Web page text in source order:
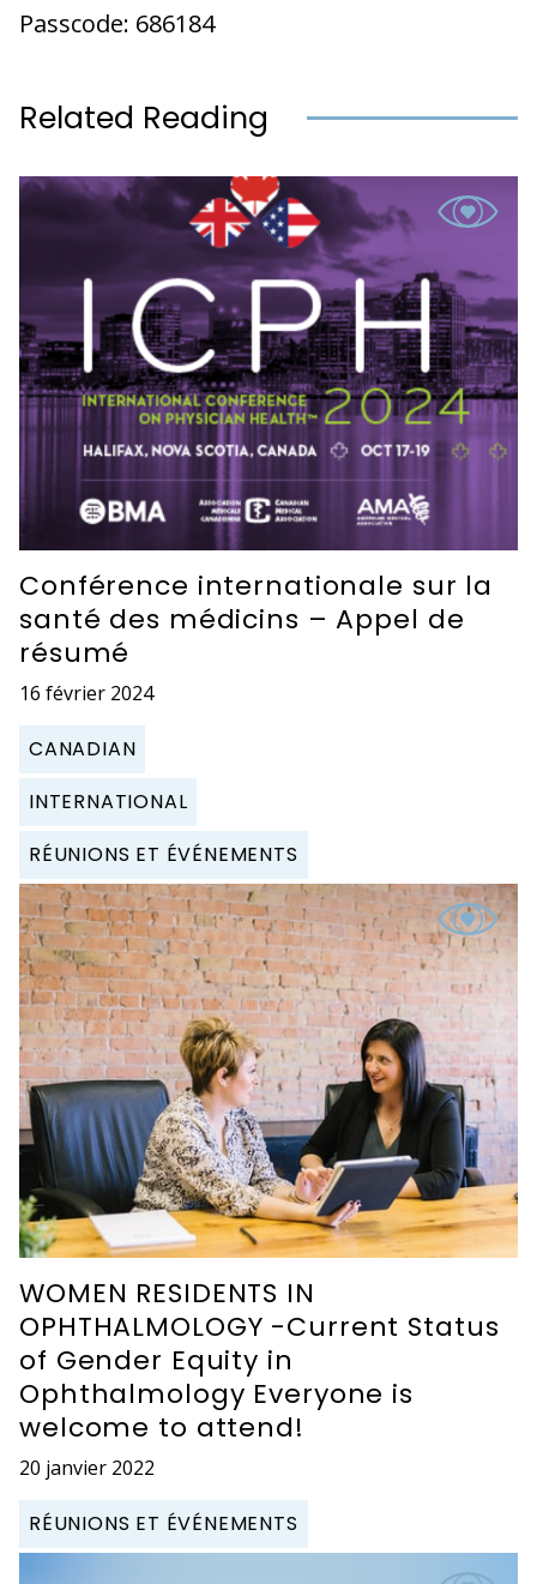
Passcode: 686184
Related Reading
Conférence internationale sur la
santé des médicins – Appel de
résumé
16 février 2024
CANADIAN
INTERNATIONAL
RÉUNIONS ET ÉVÉNEMENTS
WOMEN RESIDENTS IN
OPHTHALMOLOGY -Current Status
of Gender Equity in
Ophthalmology Everyone is
welcome to attend!
20 janvier 2022
RÉUNIONS ET ÉVÉNEMENTS